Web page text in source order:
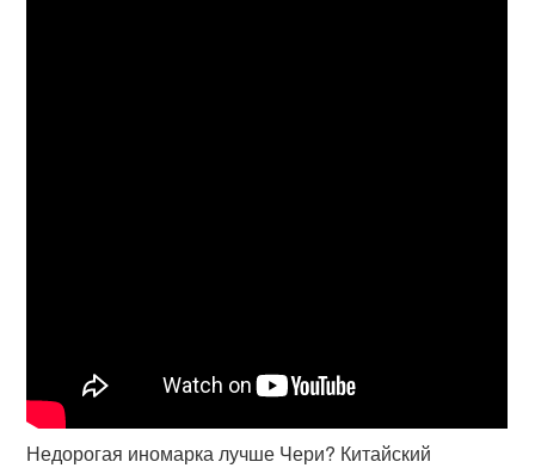
Недорогая иномарка лучше Чери? Китайский